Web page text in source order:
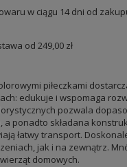
w ciągu 14dni od
od 249,00 zł
piłeczkami
edukuje i wspomaga
pozwala
a ponadto składana
łatwy transport.
jak i na zewnątrz.
domowych.